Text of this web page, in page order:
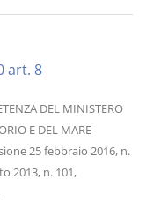
art. 8
DEL MINISTERO
E DEL MARE
25 febbraio 2016, n.
2013, n. 101,